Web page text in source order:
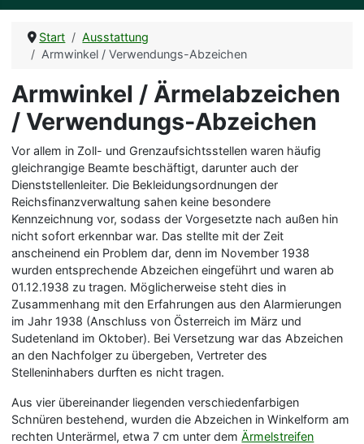
Start
Ausstattung
Armwinkel / Verwendungs-Abzeichen
Armwinkel / Ärmelabzeichen
/ Verwendungs-Abzeichen
Vor allem in Zoll- und Grenzaufsichtsstellen waren häufig
gleichrangige Beamte beschäftigt, darunter auch der
Dienststellenleiter. Die Bekleidungsordnungen der
Reichsfinanzverwaltung sahen keine besondere
Kennzeichnung vor, sodass der Vorgesetzte nach außen hin
nicht sofort erkennbar war. Das stellte mit der Zeit
anscheinend ein Problem dar, denn im November 1938
wurden entsprechende Abzeichen eingeführt und waren ab
01.12.1938 zu tragen. Möglicherweise steht dies in
Zusammenhang mit den Erfahrungen aus den Alarmierungen
im Jahr 1938 (Anschluss von Österreich im März und
Sudetenland im Oktober). Bei Versetzung war das Abzeichen
an den Nachfolger zu übergeben, Vertreter des
Stelleninhabers durften es nicht tragen.
Aus vier übereinander liegenden verschiedenfarbigen
Schnüren bestehend, wurden die Abzeichen in Winkelform am
rechten Unterärmel, etwa 7 cm unter demÄrmelstreifen